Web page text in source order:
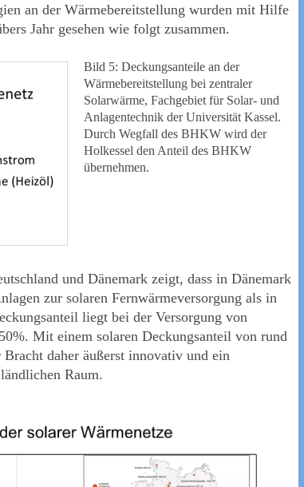
an der Wärmebereitstellung wurden mit Hilfe
Jahr gesehen wie folgt zusammen.
Bild 5: Deckungsanteile an der
Wärmebereitstellung bei zentraler
Solarwärme, Fachgebiet für Solar- und
Anlagentechnik der Universität Kassel.
Durch Wegfall des BHKW wird der
Holkessel den Anteil des BHKW
übernehmen.
und Dänemark zeigt, dass in Dänemark
zur solaren Fernwärmeversorgung als in
liegt bei der Versorgung von
Mit einem solaren Deckungsanteil von rund
daher äußerst innovativ und ein
Raum.